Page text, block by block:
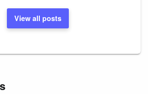
View all posts